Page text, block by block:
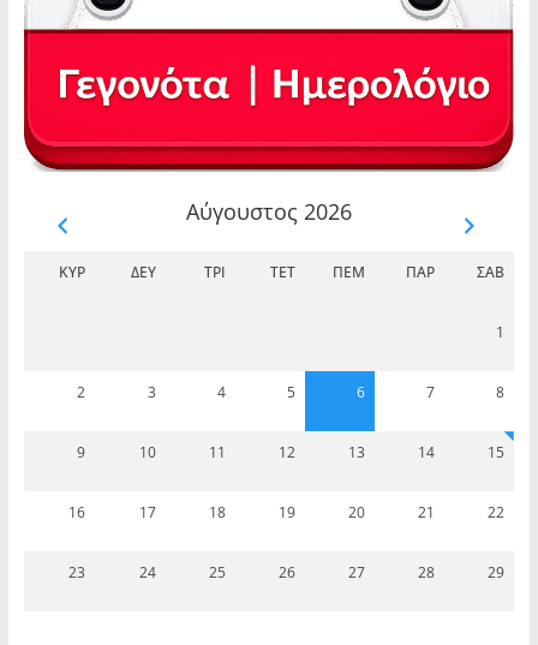
Αύγουστος 2026
ΚΥΡ ΔΕΥ ΤΡΊ ΤΕΤ ΠΈΜ ΠΑΡ ΣΆΒ
1
2 3 4 5 6 7 8
9 10 11 12 13 14 15
16 17 18 19 20 21 22
23 24 25 26 27 28 29